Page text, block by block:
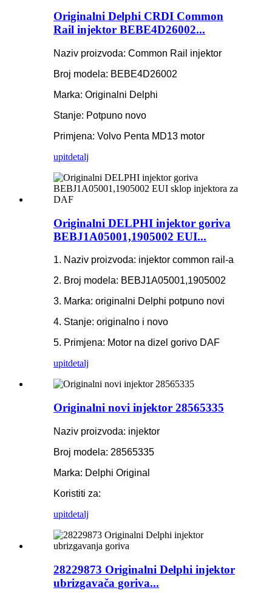
Originalni Delphi CRDI Common
Rail injektor BEBE4D26002...
Naziv proizvoda: Common Rail injektor
Broj modela: BEBE4D26002
Marka: Originalni Delphi
Stanje: Potpuno novo
Primjena: Volvo Penta MD13 motor
upitdetalj
Originalni DELPHI injektor goriva
BEBJ1A05001,1905002 EUI...
1. Naziv proizvoda: injektor common rail-a
2. Broj modela: BEBJ1A05001,1905002
3. Marka: originalni Delphi potpuno novi
4. Stanje: originalno i novo
5. Primjena: Motor na dizel gorivo DAF
upitdetalj
Originalni novi injektor 28565335
Naziv proizvoda: injektor
Broj modela: 28565335
Marka: Delphi Original
Koristiti za:
upitdetalj
28229873 Originalni Delphi injektor
ubrizgavača goriva...